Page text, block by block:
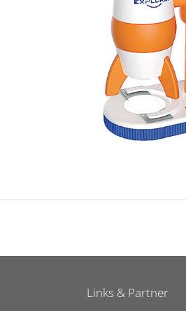
Links & Partner